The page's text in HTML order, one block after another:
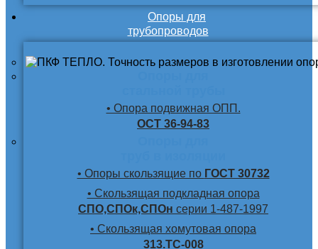
Опоры для
трубопроводов
• Опора подвижная ОПП.
ОСТ 36-94-83
• Опоры скользящие по ГОСТ 30732
• Скользящая подкладная опора
СПО,СПОк,СПОн серии 1-487-1997
• Скользящая хомутовая опора
313.ТС-008